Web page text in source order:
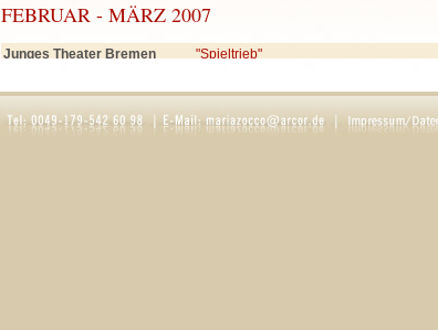
FEBRUAR - MÄRZ 2007
Junges Theater Bremen
"Spieltrieb"
Schneewittchen, Regie: Carsten Werner